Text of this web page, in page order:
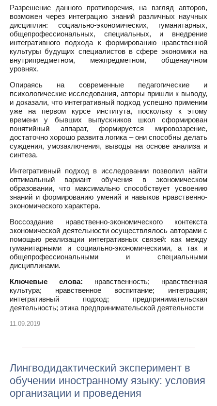
Разрешение данного противоречия, на взгляд авторов,
возможен через интеграцию знаний различных научных
дисциплин: социально-экономических, гуманитарных,
общепрофессиональных, специальных, и внедрение
интегративного подхода к формированию нравственной
культуры будущих специалистов в сфере экономики на
внутрипредметном, межпредметном, общенаучном
уровнях.
Опираясь на современные педагогические и
психологические исследования, авторы пришли к выводу,
и доказали, что интегративный подход успешно применим
уже на первом курсе института, поскольку к этому
времени у бывших выпускников школ сформирован
понятийный аппарат, формируется мировоззрение,
достаточно хорошо развита логика – они способны делать
суждения, умозаключения, выводы на основе анализа и
синтеза.
Интегративный подход в исследовании позволил найти
оптимальный вариант обучения в экономическом
образовании, что максимально способствует усвоению
знаний и формированию умений и навыков нравственно-
экономического характера.
Воссоздание нравственно-экономического контекста
экономической деятельности осуществлялось авторами с
помощью реализации интегративных связей: как между
гуманитарными и социально-экономическими, а так и
общепрофессиональными и специальными
дисциплинами.
Ключевые слова: нравственность; нравственная
культура; нравственное воспитание; интеграция;
интегративный подход; предпринимательская
деятельность; этика предпринимательской деятельности
11.09.2019
Лингводидактический эксперимент в
обучении иностранному языку: условия
организации и проведения